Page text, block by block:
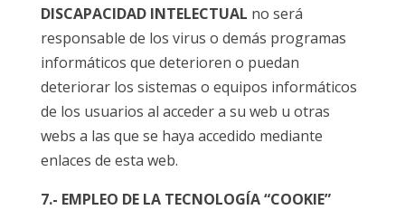
DISCAPACIDAD INTELECTUAL no será
responsable de los virus o demás programas
informáticos que deterioren o puedan
deteriorar los sistemas o equipos informáticos
de los usuarios al acceder a su web u otras
webs a las que se haya accedido mediante
enlaces de esta web.
7.- EMPLEO DE LA TECNOLOGÍA “COOKIE”